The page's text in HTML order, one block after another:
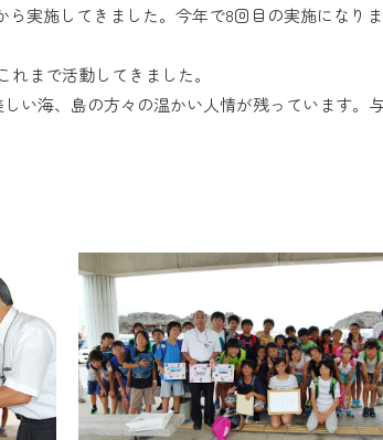
実施してきました。今年で8回目の実施になりま
まで活動してきました。
い海、島の方々の温かい人情が残っています。